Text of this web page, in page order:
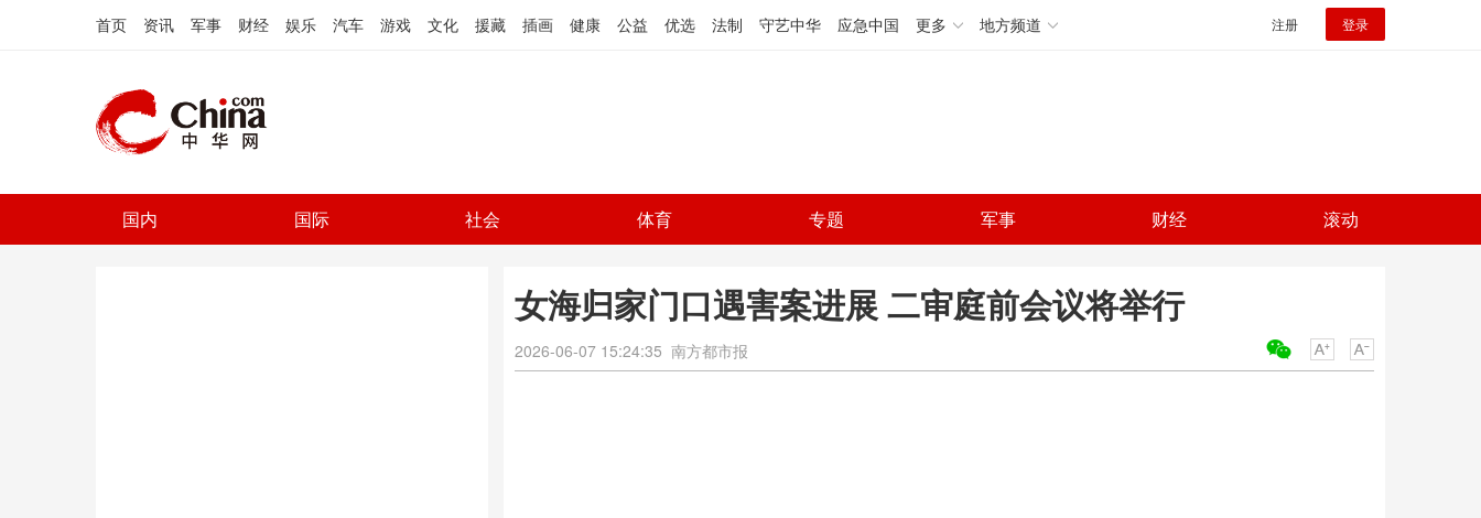
首页 资讯 军事 财经 娱乐 汽车 游戏 文化 援藏 插画 健康 公益 优选 法制 守艺中华 应急中国 更多 地方频道 注册 登录
国内 国际 社会 体育 专题 军事 财经 滚动
女海归家门口遇害案进展 二审庭前会议将举行
2026-06-07 15:24:35 南方都市报